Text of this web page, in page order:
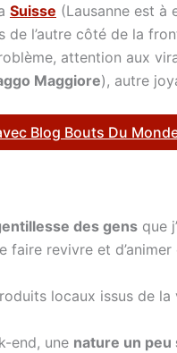
Suisse (Lausanne est à
de l’autre côté de la
attention aux
Maggiore), autre
Blog Bouts Du
des gens que
revivre et
locaux issus de
end, une nature un peu